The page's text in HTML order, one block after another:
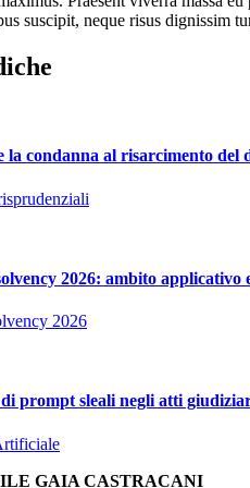
suscipit, neque risus dignissim
la condanna al risarcimento del
2026: ambito applicativo
2026
prompt sleali negli atti
GAIA CASTRACANI